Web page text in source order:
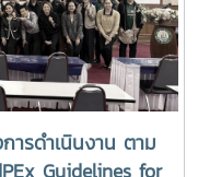
ณะเศรษฐศาสตร์
ความรู้ในการทบทวน
และการแลกเปลี่ยน
ลักสูตร AUN-QA
ฑิต สาขาวิชา
รมครั้งนี้มีการออนไลน์
ะเกียรติ และ
การดำเนินงาน ตาม